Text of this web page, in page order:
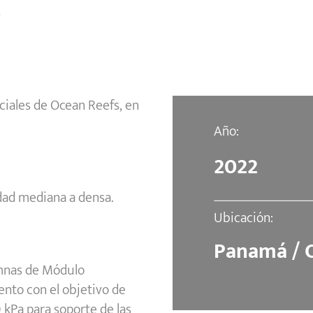
de Ocean Reefs, en
mediana a densa.
de Módulo
con el objetivo de
Año:
2022
Ubicación:
Panamá /